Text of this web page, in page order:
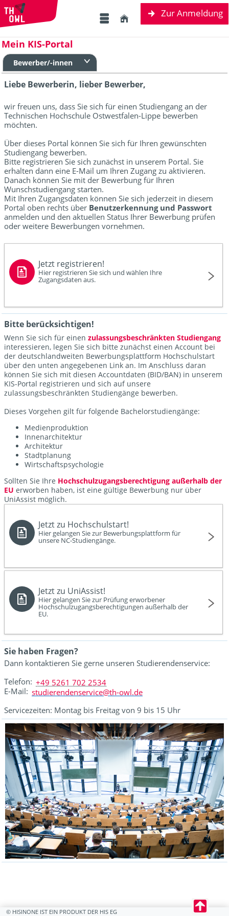
Zur Anmeldung
Mein KIS-Portal
Bewerber/-innen
Liebe Bewerberin, lieber Bewerber,
wir freuen uns, dass Sie sich für einen Studiengang an der
Technischen Hochschule Ostwestfalen-Lippe bewerben
möchten.
Über dieses Portal können Sie sich für Ihren gewünschten
Studiengang bewerben.
Bitte registrieren Sie sich zunächst in unserem Portal. Sie
erhalten dann eine E-Mail um Ihren Zugang zu aktivieren.
Danach können Sie mit der Bewerbung für Ihren
Wunschstudiengang starten.
Mit Ihren Zugangsdaten können Sie sich jederzeit in diesem
Portal oben rechts über Benutzerkennung und Passwort
anmelden und den aktuellen Status Ihrer Bewerbung prüfen
oder weitere Bewerbungen vornehmen.
Jetzt registrieren!
Hier registrieren Sie sich und wählen Ihre
Zugangsdaten aus.
Bitte berücksichtigen!
Wenn Sie sich für einen zulassungsbeschränkten Studiengang
interessieren, legen Sie sich bitte zunächst einen Account bei
der deutschlandweiten Bewerbungsplattform Hochschulstart
über den unten angegebenen Link an. Im Anschluss daran
können Sie sich mit diesen Accountdaten (BID/BAN) in unserem
KIS-Portal registrieren und sich auf unsere
zulassungsbeschränkten Studiengänge bewerben.
Dieses Vorgehen gilt für folgende Bachelorstudiengänge:
Medienproduktion
Innenarchitektur
Architektur
Stadtplanung
Wirtschaftspsychologie
Sollten Sie Ihre Hochschulzugangsberechtigung außerhalb der
EU erworben haben, ist eine gültige Bewerbung nur über
Jetzt zu Hochschulstart!
Hier gelangen Sie zur Bewerbungsplattform für
unsere NC-Studiengänge.
Jetzt zu UniAssist!
Hier gelangen Sie zur Prüfung erworbener
Hochschulzugangsberechtigungen außerhalb der
EU.
Sie haben Fragen?
Dann kontaktieren Sie gerne unseren Studierendenservice:
Telefon: +49 5261 702 2534
E-Mail: studierendenservice@th-owl.de
Servicezeiten: Montag bis Freitag von 9 bis 15 Uhr
© HISINONE IST EIN PRODUKT DER HIS EG